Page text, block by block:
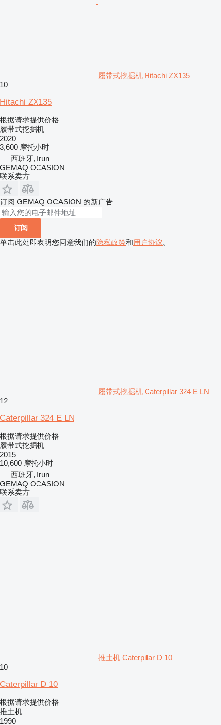
履带式挖掘机 Hitachi ZX135
10
Hitachi ZX135
根据请求提供价格
履带式挖掘机
2020
3,600 摩托小时
西班牙, Irun
GEMAQ OCASION
联系卖方
订阅 GEMAQ OCASION 的新广告
订阅
单击此处即表明您同意我们的隐私政策和用户协议。
履带式挖掘机 Caterpillar 324 E LN
12
Caterpillar 324 E LN
根据请求提供价格
履带式挖掘机
2015
10,600 摩托小时
西班牙, Irun
GEMAQ OCASION
联系卖方
推土机 Caterpillar D 10
10
Caterpillar D 10
根据请求提供价格
推土机
1990